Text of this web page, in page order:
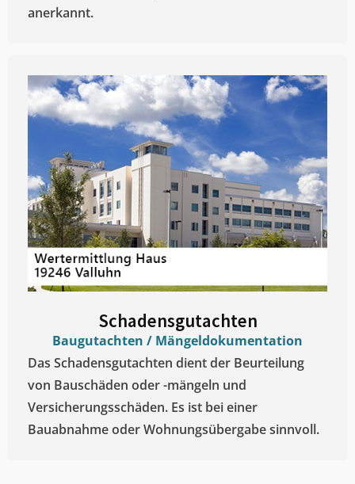
anerkannt.
Schadensgutachten
Baugutachten / Mängeldokumentation
Das Schadensgutachten dient der Beurteilung
von Bauschäden oder -mängeln und
Versicherungsschäden. Es ist bei einer
Bauabnahme oder Wohnungsübergabe sinnvoll.